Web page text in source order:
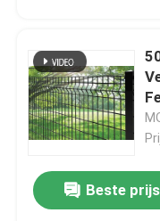
Beste prijs